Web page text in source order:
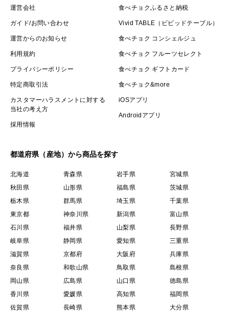
運営会社
ガイド/お問い合わせ
運営からのお知らせ
利用規約
プライバシーポリシー
特定商取引法
カスタマーハラスメントに対する
当社の考え方
採用情報
食べチョクふるさと納税
Vivid TABLE（ビビッドテーブル）
食べチョク コンシェルジュ
食べチョク フルーツセレクト
食べチョク ギフトカード
食べチョク&more
iOSアプリ
Androidアプリ
都道府県（産地）から商品を探す
北海道 青森県 岩手県
宮城県
秋田県
山形県 福島県
茨城県
栃木県
群馬県 埼玉県
千葉県
東京都
神奈川県 新潟県
富山県
石川県
福井県 山梨県
長野県
岐阜県
静岡県 愛知県
三重県
滋賀県
京都府 大阪府
兵庫県
奈良県
和歌山県 鳥取県
島根県
岡山県
広島県 山口県
徳島県
香川県
愛媛県 高知県
福岡県
佐賀県
長崎県 熊本県 大分県